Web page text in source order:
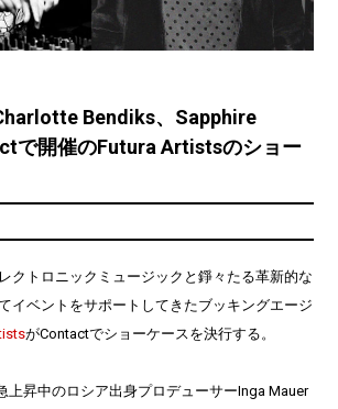
Bendiks、Sapphire
で開催のFutura Artistsのショー
クトロニックミュージックと錚々たる革新的な
イベントをサポートしてきたブッキングエージ
がContactでショーケースを決行する。
上昇中のロシア出身プロデューサーInga Mauer